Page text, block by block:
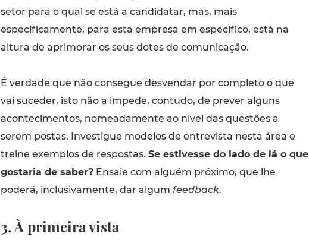
setor para o qual se está a candidatar, mas, mais
especificamente, para esta empresa em específico, está na
altura de aprimorar os seus dotes de comunicação.
É verdade que não consegue desvendar por completo o que
vai suceder, isto não a impede, contudo, de prever alguns
acontecimentos, nomeadamente ao nível das questões a
serem postas. Investigue modelos de entrevista nesta área e
treine exemplos de respostas. Se estivesse do lado de lá o que
gostaria de saber?Ensaie com alguém próximo, que lhe
poderá, inclusivamente, dar algum feedback.
3. À primeira vista